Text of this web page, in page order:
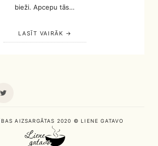
bieži. Apcepu tās…
LASĪT VAIRĀK
AIZSARGĀTAS 2020 © LIENE GATAVO